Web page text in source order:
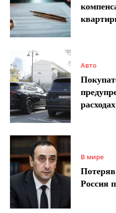
Авто
расходах
В мире
Россия